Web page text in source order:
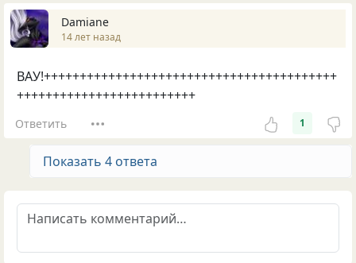
Damiane
14 лет назад
ВАУ!+++++++++++++++++++++++++++++++++++++++++
+++++++++++++++++++++++++
Ответить 1
Показать 4 ответа